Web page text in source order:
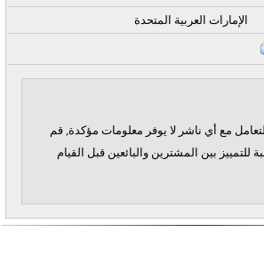
الإمارات العربية المتحدة
مع أي ناشر لا يوفر معلومات مؤكدة, قم
للتمييز بين المشترين والبائعين قبل القيام